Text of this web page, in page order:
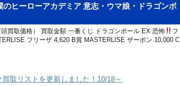
のヒーローアカデミア 意志・ウマ娘・ドラゴンボ
買取価格） 買取金額 一番くじ ドラゴンボール EX 恐怖
フ
フリーザ 4,620 B賞 MASTERLISE ザーボン 10,000 C
取リストを更新しました！10/18～